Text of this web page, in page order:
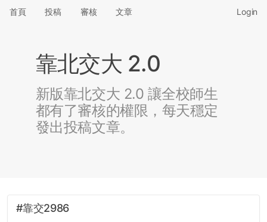
首頁 投稿 審核 文章 Login
靠北交大 2.0
新版靠北交大 2.0 讓全校師生
都有了審核的權限，每天穩定
發出投稿文章。
#靠交2986